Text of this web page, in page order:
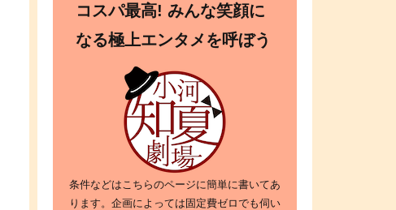
コスパ最高! みんな笑顔に
なる極上エンタメを呼ぼう
条件などはこちらのページに簡単に書いてあ
ります。企画によっては固定費ゼロでも伺い